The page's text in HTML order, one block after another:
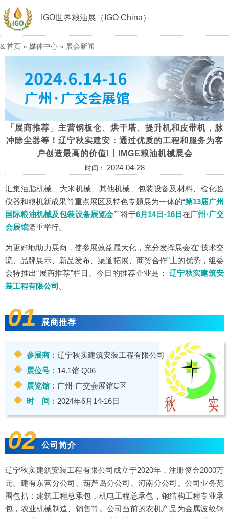
IGO世界粮油展（IGO China）
& 首页 » 媒体中心 » 展会新闻
「展商推荐」主营钢板仓、烘干塔、提升机和皮带机，脉
冲除尘器等！辽宁秋实建安：通过优质的工程和服务为客
户创造最高的价值!丨IMGE粮油机械展会
时间： 2024-04-28
汇集油脂机械、大米机械、其他机械、包装设备及材料、检化验
仪器和粮机新成果等重点展区及特色专题展为一体的“第13届广州
国际粮油机械及包装设备展览会””将于6月14日-16日在广州·广交
会展馆隆重举行。
为更好地助力展商，使参展效益最大化，充分发挥展会在“技术交
流、品牌展示、新品发布、渠道拓展、商贸合作”上的优势，组委
会特推出“展商推荐”栏目。今日的推荐企业是：辽宁秋实建筑安
装工程有限公司 。
01 展商推荐
参展商： 辽宁秋实建筑安装工程有限公司
展位号： 14.1馆 Q06
展览馆： 广州·广交会展馆C区
时 间： 2024年6月14-16日
02 公司简介
辽宁秋实建筑安装工程有限公司成立于2020年，注册资金2000万
元。建有东营分公司、葫芦岛分公司、河南分公司。公司业务范
围包括：建筑工程总承包，机电工程总承包，钢结构工程专业承
包，农业机械制造、销售等。公司当前的农机产品为金属波纹钢